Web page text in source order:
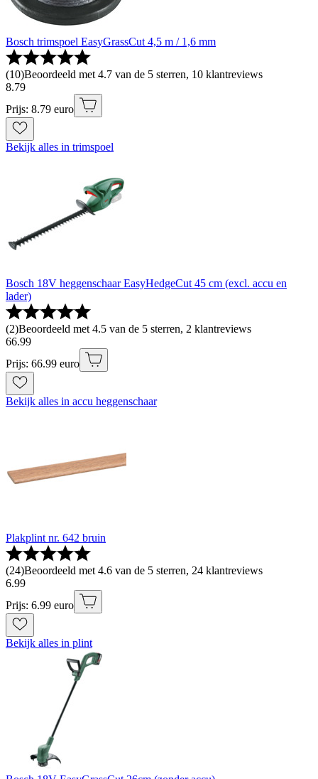
Bosch trimspoel EasyGrassCut 4,5 m / 1,6 mm
(10)Beoordeeld met 4.7 van de 5 sterren, 10 klantreviews
8.79
Prijs: 8.79 euro
Bekijk alles in trimspoel
Bosch 18V heggenschaar EasyHedgeCut 45 cm (excl. accu en
lader)
(2)Beoordeeld met 4.5 van de 5 sterren, 2 klantreviews
66.99
Prijs: 66.99 euro
Bekijk alles in accu heggenschaar
Plakplint nr. 642 bruin
(24)Beoordeeld met 4.6 van de 5 sterren, 24 klantreviews
6.99
Prijs: 6.99 euro
Bekijk alles in plint